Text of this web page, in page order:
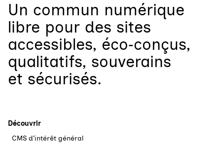
Un commun numérique
libre pour des sites
accessibles, éco‑conçus,
qualitatifs, souverains
et sécurisés.
Découvrir
CMS d’intérêt général